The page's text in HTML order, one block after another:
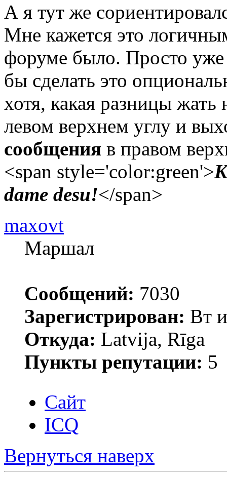
А я тут же
Мне кажется это
форуме было. Просто
бы сделать это
хотя, какая разницы жать
левом верхнем углу и
сообщения в правом
<span style='color:green'>
dame desu!</span>
maxovt
Маршал
Сообщений: 7030
Зарегистрирован: Вт
Откуда: Latvija, Rīga
Пункты репутации: 5
Сайт
ICQ
Вернуться наверх